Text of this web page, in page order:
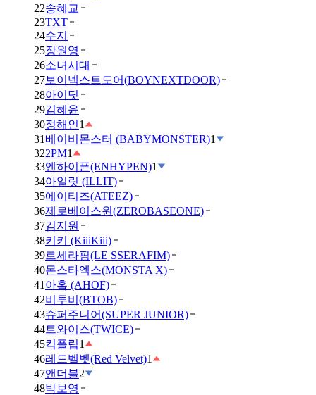
22송혜교
23TXT
24수지
25장원영
26소녀시대
27보이넥스트도어(BOYNEXTDOOR)
28아이딧
29김혜윤
30정해인1
31 베이비몬스터 (BABYMONSTER)1
322PM1
33엔하이픈(ENHYPEN)1
34아일릿 (ILLIT)
35에이티즈(ATEEZ)
36제로베이스원(ZEROBASEONE)
37김지원
38키키 (KiiiKiii)
39르세라핌(LE SSERAFIM)
40몬스타엑스(MONSTA X)
41 아홉 (AHOF)
42비투비(BTOB)
43슈퍼주니어(SUPER JUNIOR)
44트와이스(TWICE)
45킥플립1
46레드벨벳(Red Velvet)1
47앤더블2
48박보영